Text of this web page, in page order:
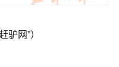
驴网”）